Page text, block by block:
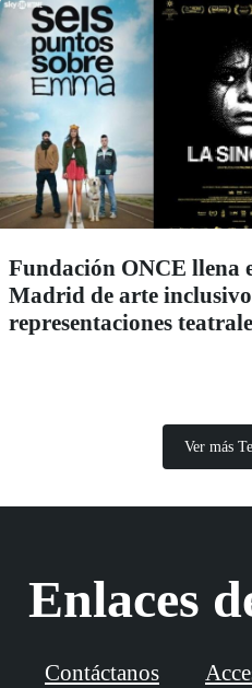
Fundación ONCE llena
Madrid de arte
representaciones
Ver más
Enlaces
Contáctanos